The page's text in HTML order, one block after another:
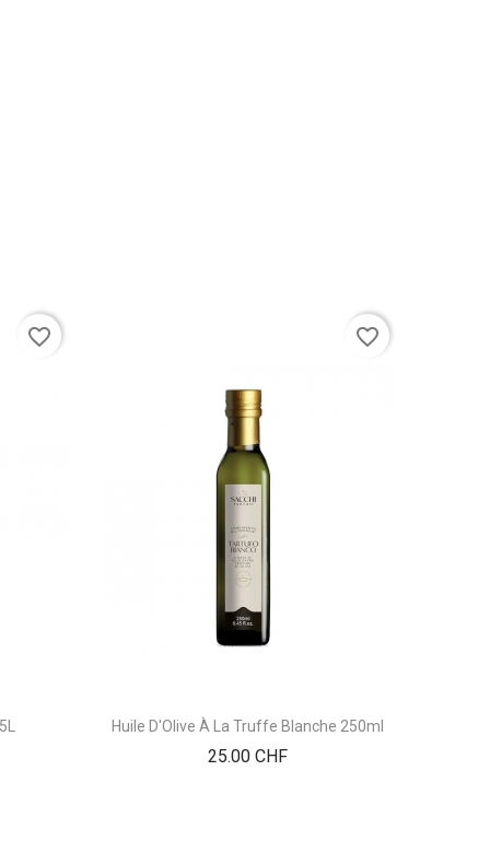
favorite_border
Huile D'Olive À La Truffe Blanche 250ml
25.00 CHFPrix
favorite_border